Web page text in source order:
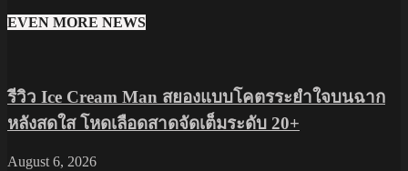
EVEN MORE NEWS
รีวิว Ice Cream Man สยองแบบโคตรระยำใจบนฉาก
หลังสดใส โหดเลือดสาดจัดเต็มระดับ 20+
August 6, 2026